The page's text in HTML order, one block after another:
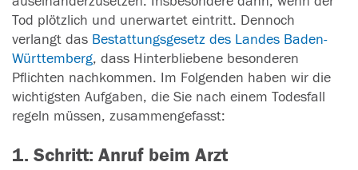
Tod plötzlich und unerwartet eintritt. Dennoch
verlangt das Bestattungsgesetz des Landes Baden-
Württemberg, dass Hinterbliebene besonderen
Pflichten nachkommen. Im Folgenden haben wir die
wichtigsten Aufgaben, die Sie nach einem Todesfall
regeln müssen, zusammengefasst:
1. Schritt: Anruf beim Arzt